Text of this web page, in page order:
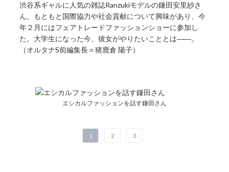
渋谷系ギャルに人気の雑誌Ranzukiモデルの鎌田安里紗さ
ん。もともと国際協力や社会貢献について興味があり、今
年２月にはフェアトレードファッションショーに参加し
た。大学生になった今、彼女がやりたいこととは――。
（オルタナS前編集長＝猪鹿倉 陽子）
エシカルファッションを話す鎌田さん
1 2 3